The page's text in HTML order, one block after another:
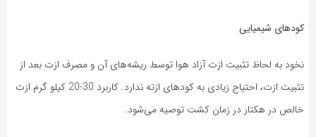
کود‌های شیمیایی
نخود به لحاظ تثبیت ازت آزاد هوا توسط ریشه‌های آن و مصرف ازت بعد از
تثبیت ازت، احتیاج زیادی به کودهای ازته ندارد. کاربرد 30-20 کیلو گرم ازت
خالص در هکتار در زمان کشت توصیه می‌شود.